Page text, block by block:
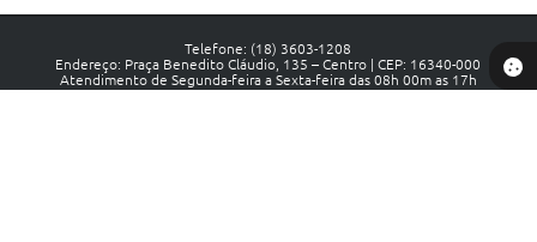
Telefone: (18) 3603-1208
Endereço: Praça Benedito Cláudio, 135 – Centro | CEP: 16340-000
Atendimento de Segunda-feira a Sexta-feira das 08h 00m as 17h